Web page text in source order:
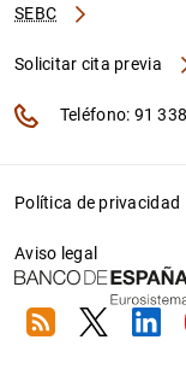
SEBC
Solicitar cita previa
Teléfono: 91
Política de privacidad
Aviso legal
RSS Twitter